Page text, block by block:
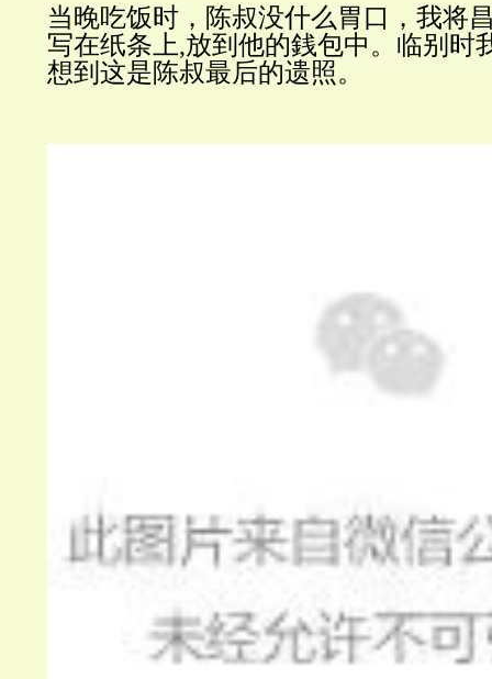
当晚吃饭时，陈叔没什么胃口，我将
写在纸条上,放到他的銭包中。临别时
想到这是陈叔最后的遗照。